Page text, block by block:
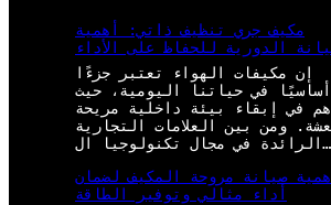
مكيف جري تنظيف ذاتي: أهمية
الدورية للحفاظ على الأداء
إن مكيفات الهواء تعتبر جزءًا
أساسيًا في حياتنا اليومية، حيث
في إبقاء بيئة داخلية مريحة
ومن بين العلامات التجارية
الرائدة في مجال تكنولوجيا ال…
صيانة مروحة المكيف لضمان
أداء مثالي وتوفير الطاقة